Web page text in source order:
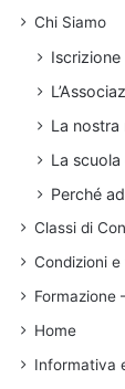
Chi Siamo
Iscrizione
La nostra
La
Perché
Classi di
Condizioni
Formazione
Home
Informativa